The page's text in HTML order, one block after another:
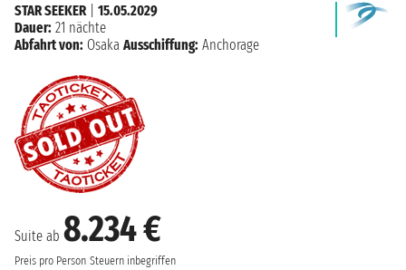
Suite ab 8.234 €
Preis pro Person Steuern inbegriffen
STAR SEEKER| 15.05.2029
Dauer: 21 nächte
Abfahrt von: Osaka Ausschiffung: Anchorage